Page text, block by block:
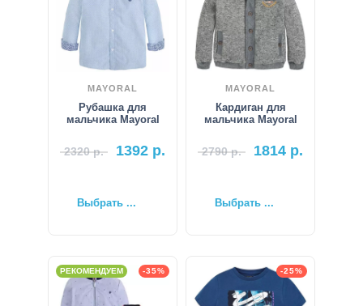
MAYORAL
Рубашка для
мальчика Mayoral
2320р. 1392 р.
Выбрать ...
MAYORAL
Кардиган для
мальчика Mayoral
2790р. 1814 р.
Выбрать ...
-35%
РЕКОМЕНДУЕМ -25%